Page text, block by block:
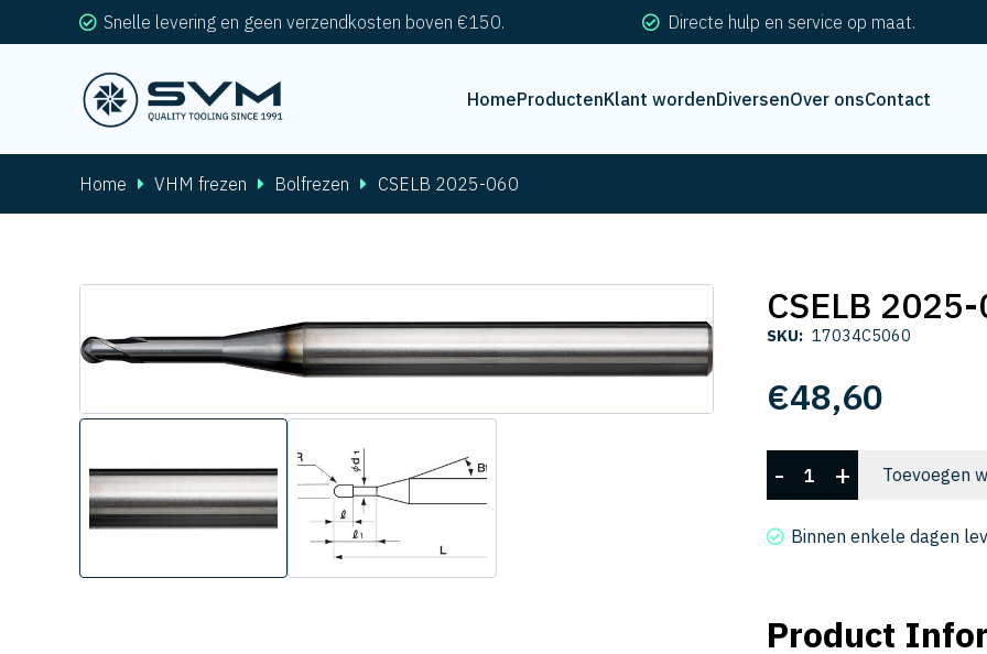
Snelle levering en geen verzendkosten boven €150. Directe hulp en service op maat.
HomeProductenKlant wordenDiversenOver onsContact
Home VHM frezen Bolfrezen CSELB 2025-060
CSELB
SKU: 17034C5060
€48,60
CSELB
2025-
060
- + Toevoegen
Binnen enkele dagen
Product